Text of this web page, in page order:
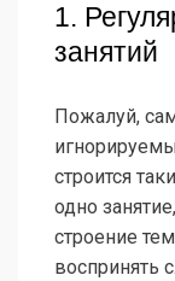
1.
занятий
Пожалуй,
строится
одно
строение
воспринять